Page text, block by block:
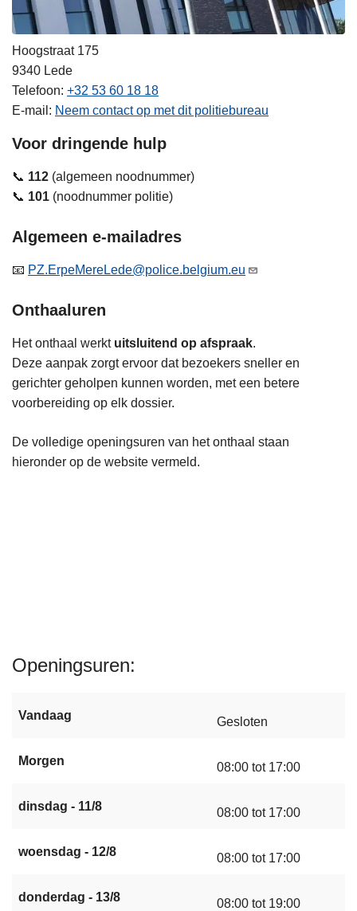
Hoogstraat 175
9340 Lede
Telefoon +32 53 60 18 18
E-mail
Neem contact op met dit politiebureau
Voor dringende hulp
📞 112 (algemeen noodnummer)
📞 101 (noodnummer politie)
Algemeen e-mailadres
📧 PZ.ErpeMereLede@police.belgium.eu
Onthaaluren
Het onthaal werkt uitsluitend op afspraak.
Deze aanpak zorgt ervoor dat bezoekers sneller en
gerichter geholpen kunnen worden, met een betere
voorbereiding op elk dossier.
De volledige openingsuren van het onthaal staan
hieronder op de website vermeld.
Openingsuren
Vandaag Gesloten
Morgen 08:00 tot 17:00
dinsdag - 11/8 08:00 tot 17:00
woensdag - 12/8 08:00 tot 17:00
donderdag - 13/8 08:00 tot 19:00